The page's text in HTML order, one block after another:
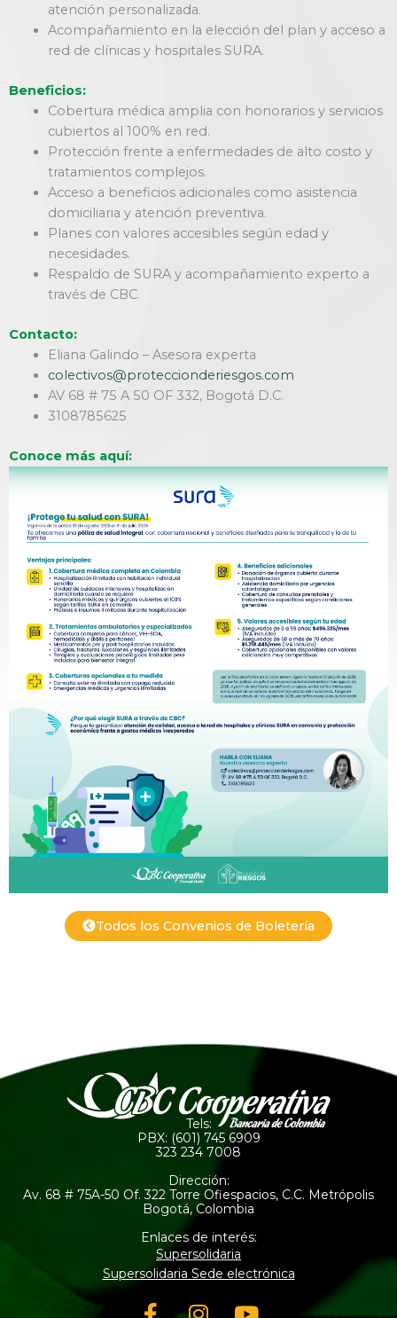
atención personalizada.
Acompañamiento en la elección del plan y acceso a
red de clínicas y hospitales SURA.
Beneficios:
Cobertura médica amplia con honorarios y servicios
cubiertos al 100% en red.
Protección frente a enfermedades de alto costo y
tratamientos complejos.
Acceso a beneficios adicionales como asistencia
domiciliaria y atención preventiva.
Planes con valores accesibles según edad y
necesidades.
Respaldo de SURA y acompañamiento experto a
través de CBC.
Contacto:
Eliana Galindo – Asesora experta
colectivos@proteccionderiesgos.com
AV 68 # 75 A 50 OF 332, Bogotá D.C.
3108785625
Conoce más aquí:
Todos los Convenios de Boletería
Tels:
PBX: (601) 745 6909
323 234 7008
Dirección:
Av. 68 # 75A-50 Of. 322 Torre Ofiespacios, C.C. Metrópolis
Bogotá, Colombia
Enlaces de interés:
Supersolidaria
Supersolidaria Sede electrónica
Facebook-
Instagram
Youtube